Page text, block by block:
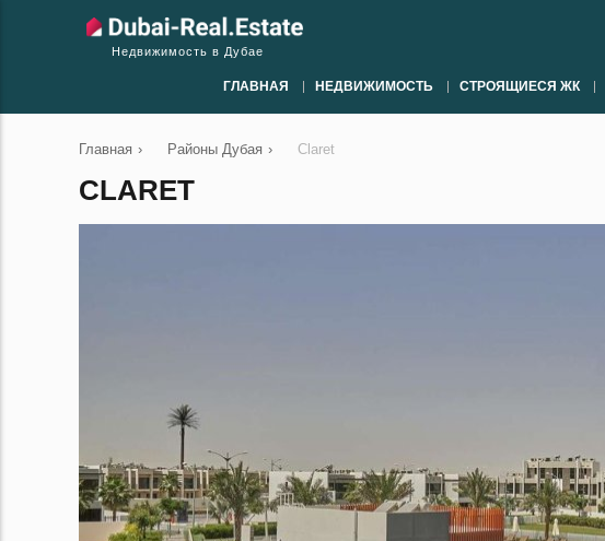
Недвижимость в Дубае
ГЛАВНАЯ НЕДВИЖИМОСТЬ СТРОЯЩИЕСЯ ЖК
Главная › Районы Дубая › Claret
CLARET